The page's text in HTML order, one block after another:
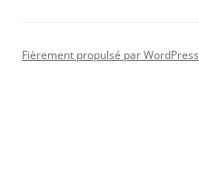
Fièrement propulsé par WordPress